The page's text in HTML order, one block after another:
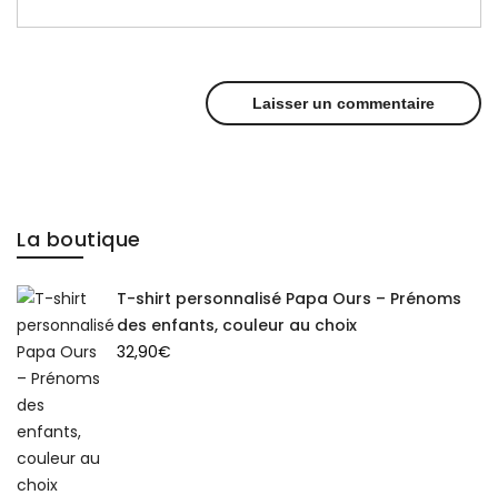
La boutique
T-shirt personnalisé Papa Ours – Prénoms
des enfants, couleur au choix
32,90€